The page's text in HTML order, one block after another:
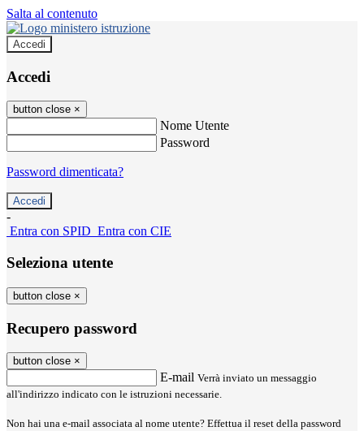
Salta al contenuto
Accedi
Accedi
button close ×
Nome Utente
Password
Password dimenticata?
-
Entra con SPID Entra con CIE
Seleziona utente
button close ×
Recupero password
button close ×
E-mail Verrà inviato un messaggio
all'indirizzo indicato con le istruzioni necessarie.
Non hai una e-mail associata al nome utente? Effettua il reset della password